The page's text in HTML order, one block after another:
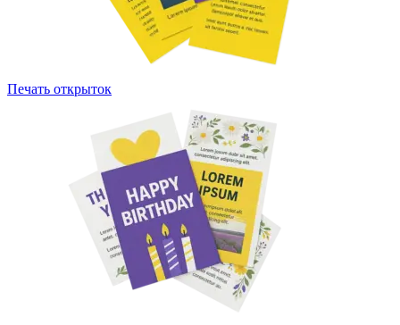
Печать открыток